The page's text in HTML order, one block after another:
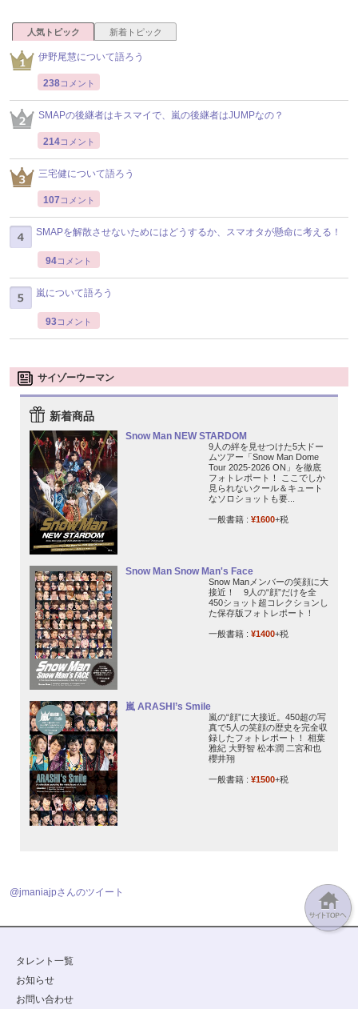
人気トピック 新着トピック
伊野尾慧について語ろう
238コメント
SMAPの後継者はキスマイで、嵐の後継者はJUMPなの？
214コメント
三宅健について語ろう
107 コメント
SMAPを解散させないためにはどうするか、スマオタが懸命に考える！
94コメント
嵐について語ろう
93コメント
サイゾーウーマン
新着商品
Snow Man NEW STARDOM
9人の絆を見せつけた5大ドー
ムツアー「Snow Man Dome
Tour 2025-2026 ON」を徹底
フォトレポート！ ここでしか
見られないクール＆キュート
なソロショットも要...
一般書籍 : ¥1600+税
Snow Man Snow Man's Face
Snow Manメンバーの笑顔に大
接近！ 9人の“顔”だけを全
450ショット超コレクションし
た保存版フォトレポート！
一般書籍 : ¥1400+税
嵐 ARASHI’s Smile
嵐の“顔”に大接近。450超の写
真で5人の笑顔の歴史を完全収
録したフォトレポート！ 相葉
雅紀 大野智 松本潤 二宮和也
櫻井翔
一般書籍 : ¥1500+税
@jmaniajpさんのツイート
タレント一覧
お知らせ
お問い合わせ